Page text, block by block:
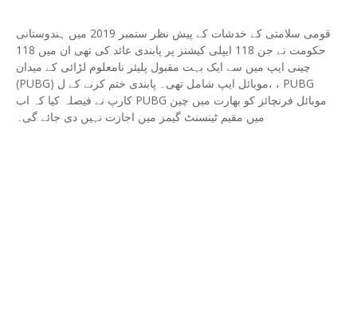
قومی سلامتی کے خدشات کے پیش نظر ستمبر 2019 میں ہندوستانی
حکومت نے جن 118 ایپلی کیشنز پر پابندی عائد کی تھی ان میں 118
چینی ایپ میں سے ایک بہت مقبول پلیئر نامعلوم لڑائی کے میدان
(PUBG) موبائل ایپ شامل تھی۔ پابندی ختم کرنے کے ل، ، PUBG
کارپ نے فیصلہ کیا کہ اب PUBG موبائل فرنچائز کو بھارت میں چین
میں مقیم ٹینسنٹ گیمز میں اجازت نہیں دی جائے گی۔